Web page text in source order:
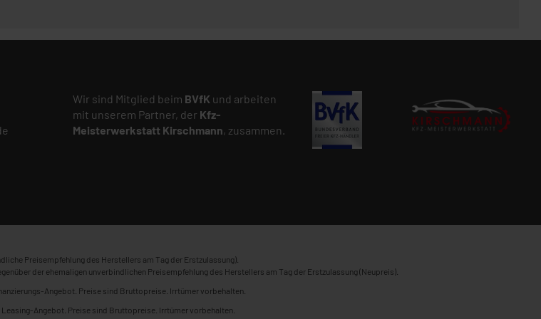
Wir sind Mitglied beim BVfK und arbeiten
mit unserem Partner, der Kfz-
Meisterwerkstatt Kirschmann, zusammen.
Preisempfehlung des Herstellers am Tag der Erstzulassung).
der ehemaligen unverbindlichen Preisempfehlung des Herstellers am Tag der Erstzulassung (Neupreis).
Angebot. Preise sind Bruttopreise. Irrtümer vorbehalten.
Leasing-Angebot. Preise sind Bruttopreise. Irrtümer vorbehalten.